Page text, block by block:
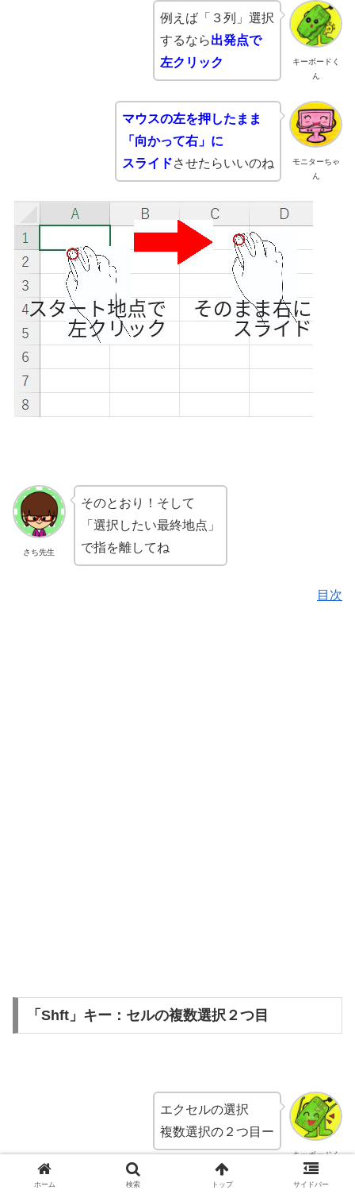
キーボードく
ん
例えば「３列」選択
するなら出発点で
左クリック
モニターちゃ
ん
マウスの左を押したまま
「向かって右」に
スライドさせたらいいのね
さち先生
そのとおり！そして
「選択したい最終地点」
で指を離してね
目次
「Shft」キー：セルの複数選択２つ目
キーボードく
ん
エクセルの選択
複数選択の２つ目ー
ホーム 検索 トップ サイドバー